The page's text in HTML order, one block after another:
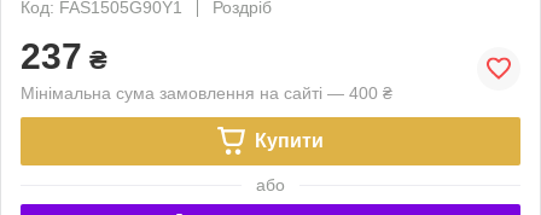
Код: FAS1505G90Y1
Роздріб
237 ₴
Мінімальна сума замовлення на сайті — 400 ₴
Купити
або